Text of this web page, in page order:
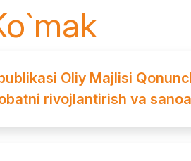
Oliy Majlisi
rivojlantirish va